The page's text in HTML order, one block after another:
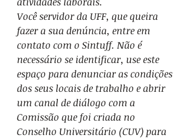
Você servidor da UFF, que queira
fazer a sua denúncia, entre em
contato com o Sintuff. Não é
necessário se identificar, use este
espaço para denunciar as condições
dos seus locais de trabalho e abrir
um canal de diálogo com a
Comissão que foi criada no
Conselho Universitário (CUV) para